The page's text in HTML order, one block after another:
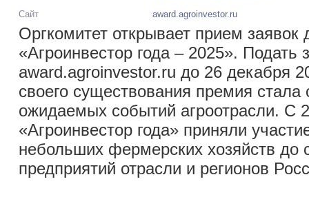
Сайт
award.agroinvestor.ru
Оргкомитет открывает прием заявок
«Агроинвестор года – 2025». Подать
award.agroinvestor.ru до 26 декабря
своего существования премия
ожидаемых событий агроотрасли. С
«Агроинвестор года» приняли
небольших фермерских хозяйств до
предприятий отрасли и регионов